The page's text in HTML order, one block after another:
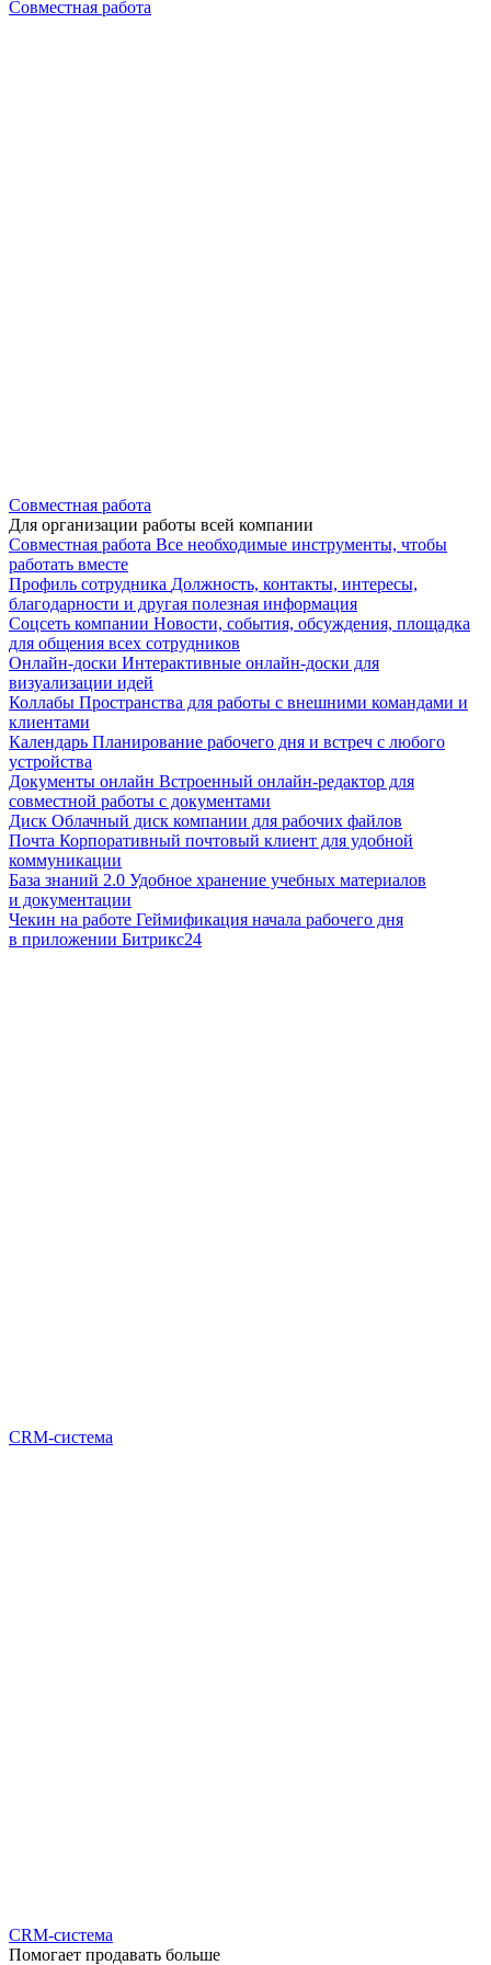
Совместная работа
Совместная работа
Для организации работы всей компании
Совместная работа Все необходимые инструменты, чтобы
работать вместе
Профиль сотрудника Должность, контакты, интересы,
благодарности и другая полезная информация
Соцсеть компании Новости, события, обсуждения, площадка
для общения всех сотрудников
Онлайн-доски Интерактивные онлайн-доски для
визуализации идей
Коллабы Пространства для работы с внешними командами и
клиентами
Календарь Планирование рабочего дня и встреч с любого
устройства
Документы онлайн Встроенный онлайн-редактор для
совместной работы с документами
Диск Облачный диск компании для рабочих файлов
Почта Корпоративный почтовый клиент для удобной
коммуникации
База знаний 2.0 Удобное хранение учебных материалов
и документации
Чекин на работе Геймификация начала рабочего дня
в приложении Битрикс24
CRM-система
CRM-система
Помогает продавать больше